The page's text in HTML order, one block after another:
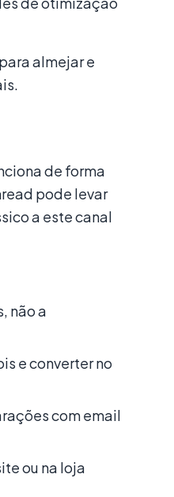
almejar e
de forma
pode levar
a este canal
não a
e converter no
com email
ou na loja